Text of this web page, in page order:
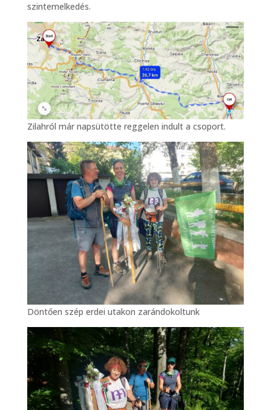
szintemelkedés.
Zilahról már napsütötte reggelen indult a csoport.
Döntően szép erdei utakon zarándokoltunk